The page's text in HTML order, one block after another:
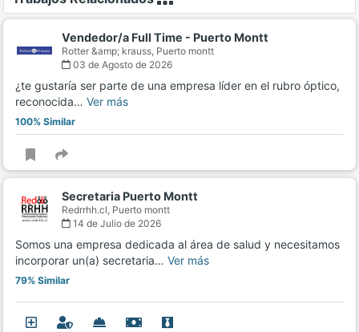
Vendedor/a Full Time - Puerto Montt
Rotter &amp; krauss, Puerto montt
03 de Agosto de 2026
¿te gustaría ser parte de una empresa líder en el rubro óptico,
reconocida… Ver más
100% Similar
Secretaria Puerto Montt
Redrrhh.cl, Puerto montt
14 de Julio de 2026
Somos una empresa dedicada al área de salud y necesitamos
incorporar un(a) secretaria… Ver más
79% Similar